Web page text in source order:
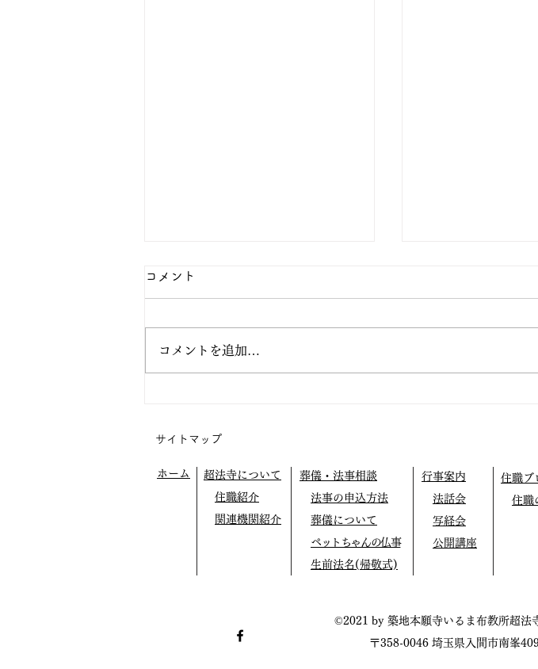
う
コメント
コメントを追加…
サイトマップ
ホーム
超法寺について
住職紹介
関連機関紹介
葬儀・法事相談
法事の申込方法
葬儀について
ペットちゃんの仏事
生前法名(帰敬式)
行事案内
法話会
写経会
公開講座
住職ブ
住職
©2021 by 築地本願寺いるま布教所超
〒358-0046 埼玉県入間市南峯